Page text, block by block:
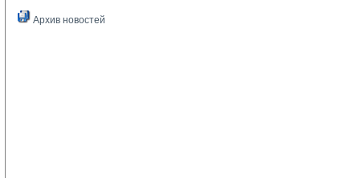
Архив новостей